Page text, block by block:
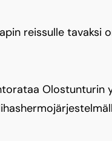
reissulle tavaksi
Olostunturin